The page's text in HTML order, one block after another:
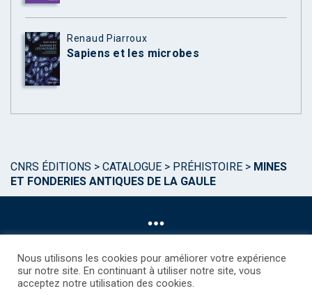
Renaud Piarroux
Sapiens et les microbes
CNRS ÉDITIONS > CATALOGUE > PRÉHISTOIRE > MINES
ET FONDERIES ANTIQUES DE LA GAULE
©CNRS EDITIONS 2025
Nous utilisons les cookies pour améliorer votre expérience
sur notre site. En continuant à utiliser notre site, vous
acceptez notre utilisation des cookies.